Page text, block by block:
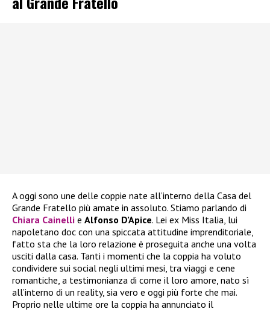
A oggi sono une delle coppie nate all’interno della Casa del
Grande Fratello più amate in assoluto. Stiamo parlando di
Chiara Cainelli e Alfonso D’Apice. Lei ex Miss Italia, lui
napoletano doc con una spiccata attitudine imprenditoriale,
fatto sta che la loro relazione è proseguita anche una volta
usciti dalla casa. Tanti i momenti che la coppia ha voluto
condividere sui social negli ultimi mesi, tra viaggi e cene
romantiche, a testimonianza di come il loro amore, nato sì
all’interno di un reality, sia vero e oggi più forte che mai.
Proprio nelle ultime ore la coppia ha annunciato il